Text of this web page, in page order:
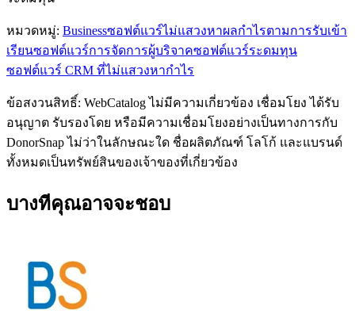
หมวดหมู่: Businessซอฟต์แวร์ไม่แสวงหาผลกำไรตามการรับเข้า
เรียนซอฟต์แวร์การจัดการผู้บริจาคซอฟต์แวร์ระดมทุน
ซอฟต์แวร์ CRM ที่ไม่แสวงหากำไร
ข้อสงวนสิทธิ์: WebCatalog ไม่มีความเกี่ยวข้อง เชื่อมโยง ได้รับ
อนุญาต รับรองโดย หรือมีความเชื่อมโยงอย่างเป็นทางการกับ
DonorSnap ไม่ว่าในลักษณะใด ชื่อผลิตภัณฑ์ โลโก้ และแบรนด์
ทั้งหมดเป็นทรัพย์สินของเจ้าของที่เกี่ยวข้อง
บางทีคุณอาจจะชอบ